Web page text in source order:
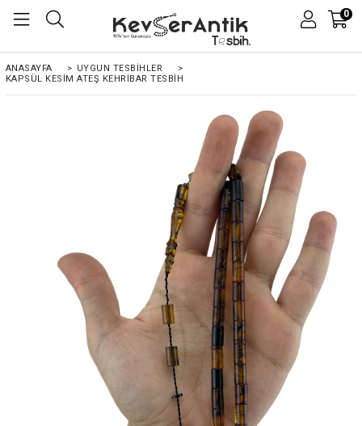
0
ANASAYFA > UYGUN TESBİHLER
>
KAPSÜL KESIM ATEŞ KEHRIBAR TESBIH